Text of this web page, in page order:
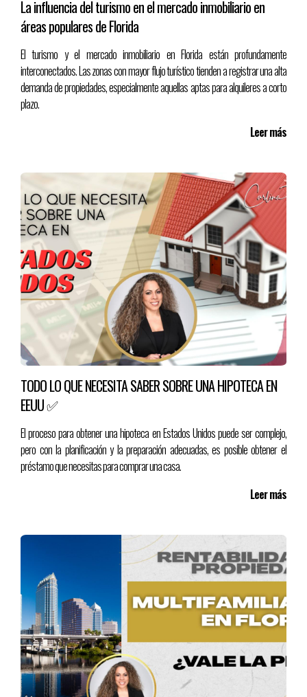
atrayendo nuevos residentes e inversionistas.
5. Naturaleza y Espacios al Aire Libre Sorprendentes
A pesar de ser conocida por sus parques temáticos, Orlando
también cuenta con una gran cantidad de espacios naturales para
●Lagos y Ríos:La ciudad tiene más de 100 lagos, ideales para
actividades como kayak, paddleboarding y pesca.
●Parques y Reservas Naturales:Lugares como el Wekiwa
Springs State Park y el Lake Eola Park ofrecen espacios para
caminatas, picnics y relajación.
●Playas Cercanas:Aunque Orlando no está en la costa, se
encuentra a solo una hora de hermosas playas como Cocoa Beach
y Daytona Beach.
Conclusión
Vivir en Orlando en 2024/2025 ofrece mucho más que acceso a
los famosos parques temáticos. Desde oportunidades laborales en
sectores en crecimiento hasta una rica vida cultural y un costo de
vida competitivo, Orlando es una excelente opción para quienes
ahora es un gran momento para explorar todo lo que esta ciudad
La influencia del turismo en el mercado inmobiliario en
áreas populares de Florida
El turismo y el mercado inmobiliario en Florida están profundamente
interconectados. Las zonas con mayor flujo turístico tienden a registrar una alta
demanda de propiedades, especialmente aquellas aptas para alquileres a corto
plazo.
Leer más
TODO LO QUE NECESITA SABER SOBRE UNA HIPOTECA EN
EEUU ✅
El proceso para obtener una hipoteca en Estados Unidos puede ser complejo,
pero con la planificación y la preparación adecuadas, es posible obtener el
préstamo que necesitas para comprar una casa.
Leer más